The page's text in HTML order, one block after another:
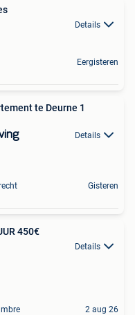
Details
Eergisteren
te Deurne 1
Details
Gisteren
450€
Details
2 aug 26